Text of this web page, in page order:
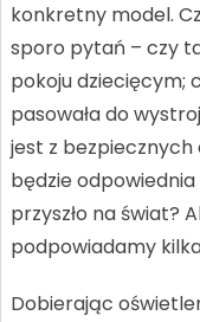
konkretny model.
sporo pytań – czy
pokoju dziecięcym;
pasowała do
jest z bezpiecznych
będzie
przyszło na świat?
podpowiadamy
Dobierając